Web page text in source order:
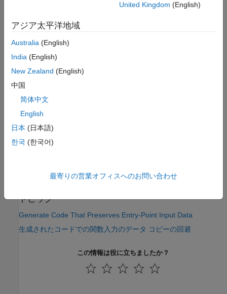
この設定が既定の設定です。
オン
プロパティ:
値: false
バージョン履歴
R2024b で導入
coder.CodeConfig|coder.EmbeddedCodeConfig
トピック
Generate Code That Preserves Entry-Point Input Data
生成されたコードでの関数入力のデータ コピーの回避
この情報は役に立ちましたか？
United Kingdom (English)
アジア太平洋地域
Australia (English)
India (English)
New Zealand (English)
中国
简体中文
English
日本 (日本語)
한국 (한국어)
最寄りの営業オフィスへのお問い合わせ